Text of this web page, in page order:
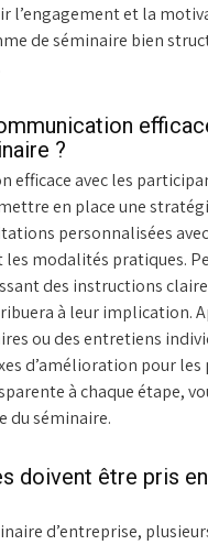
l’engagement et la
de séminaire bien
?
efficace avec les
en place une
personnalisées
modalités pratiques.
des instructions
à leur implication.
ou des entretiens
d’amélioration pour
à chaque étape,
du séminaire.
doivent être pris
d’entreprise,